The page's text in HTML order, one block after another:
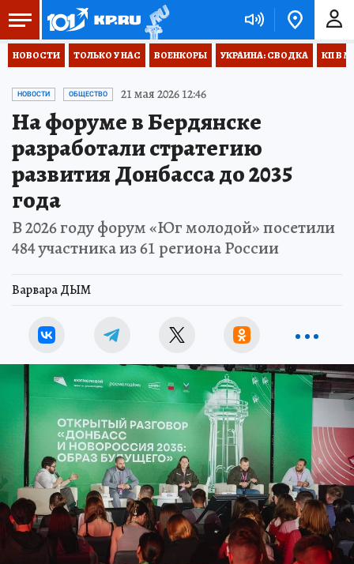
НОВОСТИ ТОЛЬКО У НАС ВОЕНКОРЫ УКРАИНА: СВОДКА КП В
НОВОСТИ ОБЩЕСТВО 21 мая 2026 12:46
На форуме в Бердянске
разработали стратегию
развития Донбасса до 2035
года
В 2026 году форум «Юг молодой» посетили
484 участника из 61 региона России
Варвара ДЫМ